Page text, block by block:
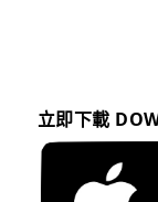
立即下載